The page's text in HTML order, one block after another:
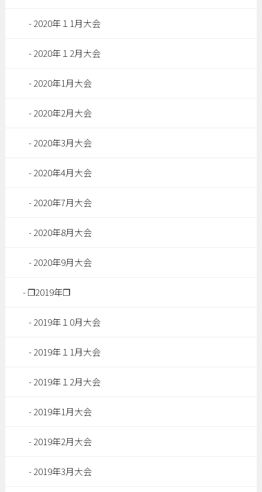
2020年１1月大会
2020年１2月大会
2020年1月大会
2020年2月大会
2020年3月大会
2020年4月大会
2020年7月大会
2020年8月大会
2020年9月大会
❐2019年❐
2019年１0月大会
2019年１1月大会
2019年１2月大会
2019年1月大会
2019年2月大会
2019年3月大会